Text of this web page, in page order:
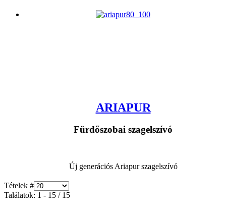
ARIAPUR
Fürdőszobai szagelszívó
Új generációs Ariapur szagelszívó
Tételek #
Találatok: 1 - 15 / 15